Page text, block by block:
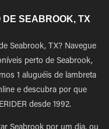
SEABROOK, TX
Seabrook, TX? Navegue
perto de Seabrook,
1 aluguéis de lambreta
e descubra por que
desde 1992.